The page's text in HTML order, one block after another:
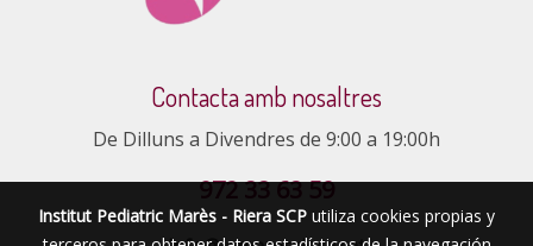
Contacta amb nosaltres
De Dilluns a Divendres de 9:00 a 19:00h
972 33 63 59
Institut Pediatric Marès - Riera SCP utiliza cookies propias y